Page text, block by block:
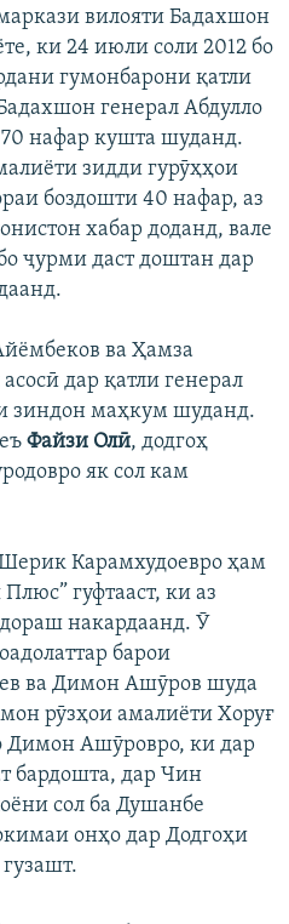
вилояти Бадахшон
ки 24 июли соли 2012 бо
гумонбарони қатли
генерал Абдулло
70 нафар кушта шуданд.
зидди гурӯҳҳои
боздошти 40 нафар, аз
хабар доданд, вале
ҷурми даст доштан дар
ва Ҳамза
дар қатли генерал
зиндон маҳкум шуданд.
Файзи Олӣ, додгоҳ
як сол кам
Карамхудоевро ҳам
гуфтааст, ки аз
накардаанд. Ӯ
барои
ва Димон Ашӯров шуда
рӯзҳои амалиёти Хоруғ
Димон Ашӯровро, ки дар
бардошта, дар Чин
сол ба Душанбе
онҳо дар Додгоҳи